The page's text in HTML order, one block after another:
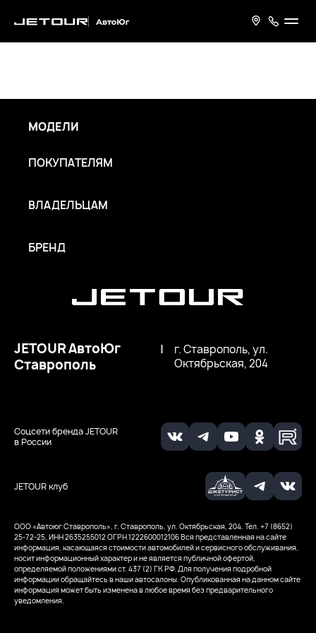
JETOUR клуб
Соцсети бренда JETOUR
в России
JETOUR АвтоЮг
Ставрополь
|
г. Ставрополь, ул.
Октябрьская, 204
МОДЕЛИ
ПОКУПАТЕЛЯМ
ВЛАДЕЛЬЦАМ
БРЕНД
ООО «Автоюг Ставрополь», г. Ставрополь, ул. Октябрьская, 204. Тел. +7 (8652)
25-72-25, ИНН 2635255012ОГРН 1222600012106Вся представленная на сайте
информация, касающаяся стоимости автомобилей и сервисного обслуживания,
носит информационный характер и не является публичной офертой,
определяемой положениями ст. 437 (2) ГК РФ. Для получения подробной
информации обращайтесь в наши автосалоны. Опубликованная на данном сайте
информация может быть изменена в любое время без предварительного
уведомления.